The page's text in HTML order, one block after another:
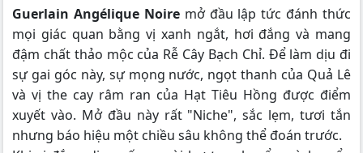
Guerlain Angélique Noire mở đầu lập tức đánh thức
mọi giác quan bằng vị xanh ngắt, hơi đắng và mang
đậm chất thảo mộc của Rễ Cây Bạch Chỉ. Để làm dịu đi
sự gai góc này, sự mọng nước, ngọt thanh của Quả Lê
và vị the cay râm ran của Hạt Tiêu Hồng được điểm
xuyết vào. Mở đầu này rất "Niche", sắc lẹm, tươi tắn
nhưng báo hiệu một chiều sâu không thể đoán trước.